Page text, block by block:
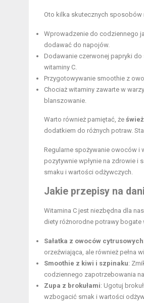
Oto kilka skutecznych sposobów
Wprowadzenie do codziennego
dodawać do napojów.
Dodawanie czerwonej papryki do
witaminy C.
Przygotowywanie smoothie z
Chociaż witaminy zawarte w
blanszowanie.
Warto również pamiętać, że
dodatkiem do różnych potraw.
Regularne spożywanie owoców i
pozytywnie wpłynie na zdrowie i
smaku i wartości odżywczych.
Jakie przepisy na
Witamina C jest niezbędna dla
diety różnorodne potrawy
Sałatka z owoców cytrusowych
orzeźwiająca, ale również pełna
Smoothie z kiwi i szpinaku:
codziennego zapotrzebowania
Zupa z brokułami: Ugotuj
wzbogacić smak i wartości